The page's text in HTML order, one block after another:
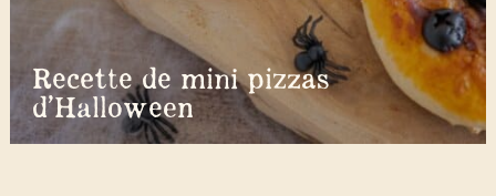
Recette de mini pizzas
d’Halloween